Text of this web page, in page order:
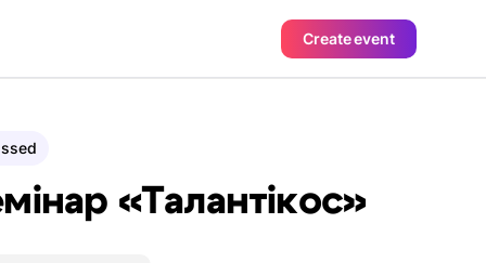
Create event
«Талантікос»